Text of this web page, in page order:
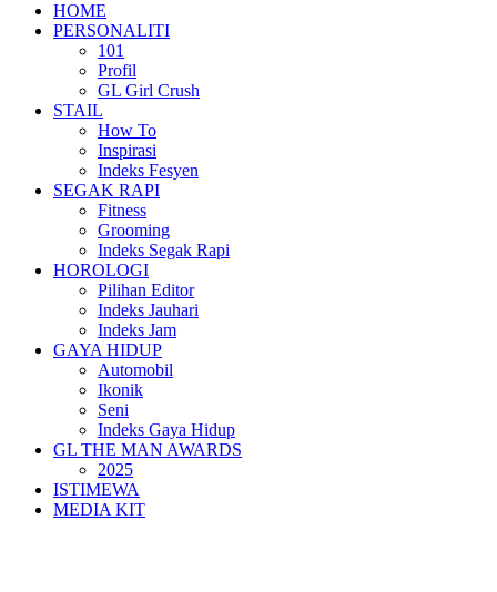
HOME
PERSONALITI
101
Profil
GL Girl Crush
STAIL
How To
Inspirasi
Indeks Fesyen
SEGAK RAPI
Fitness
Grooming
Indeks Segak Rapi
HOROLOGI
Pilihan Editor
Indeks Jauhari
Indeks Jam
GAYA HIDUP
Automobil
Ikonik
Seni
Indeks Gaya Hidup
GL THE MAN AWARDS
2025
ISTIMEWA
MEDIA KIT